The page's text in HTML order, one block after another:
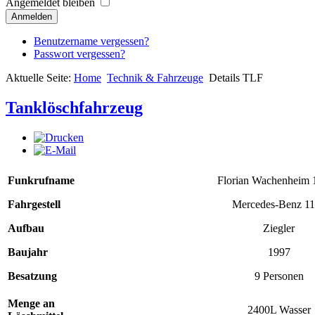
Angemeldet bleiben
Anmelden
Benutzername vergessen?
Passwort vergessen?
Aktuelle Seite: Home Technik & Fahrzeuge Details TLF
Tanklöschfahrzeug
Funkrufname
Florian Wachenheim
Fahrgestell
Mercedes-Benz
Aufbau
Ziegler
Baujahr
1997
Besatzung
9 Personen
Menge an
2400L Wasser